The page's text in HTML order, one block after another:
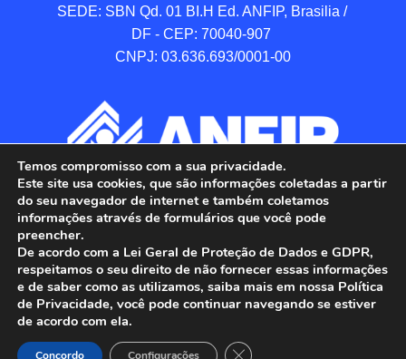
SEDE: SBN Qd. 01 BI.H Ed. ANFIP, Brasilia /
DF - CEP: 70040-907
CNPJ: 03.636.693/0001-00
ANFIP - Associação Nacional dos Auditores
Fiscais da Receita Federal do Brasil.
Todos os Direitos Reservados.
Temos compromisso com a sua privacidade.
Este site usa cookies, que são informações coletadas a partir
do seu navegador de internet e também coletamos
informações através de formulários que você pode
preencher.
De acordo com a Lei Geral de Proteção de Dados e GDPR,
respeitamos o seu direito de não fornecer essas informações
e de saber como as utilizamos, saiba mais em nossa Política
de Privacidade, você pode continuar navegando se estiver
de acordo com ela.
Concordo Configurações Close GDPR Cookie Banner